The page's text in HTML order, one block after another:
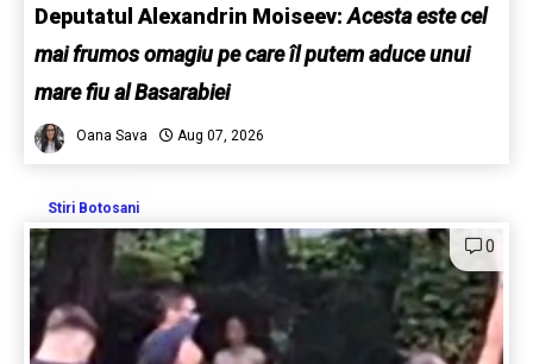
Deputatul Alexandrin Moiseev:Acesta este cel
mai frumos omagiu pe care îl putem aduce unui
mare fiu al Basarabiei
Oana Sava Aug 07, 2026
Stiri Botosani
0